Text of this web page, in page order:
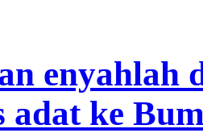
enyahlah
adat ke